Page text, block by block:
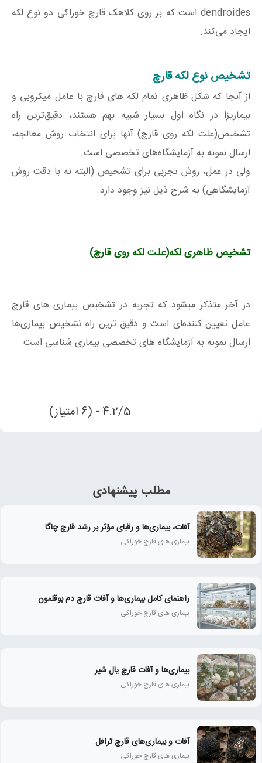
dendroides است که بر روی کلاهک قارچ خوراکی دو نوع لکه
ایجاد می‌کند.
تشخیص نوع لکه قارچ
از آنجا که شکل ظاهری تمام لکه های قارچ با عامل میکروبی و
بیماریزا در نگاه اول بسیار شبیه بهم هستند، دقیق‌ترین راه
تشخیص(علت لکه روی قارچ) آنها برای انتخاب روش معالجه،
ارسال نمونه به آزمایشگاه‌های تخصصی است.
ولی در عمل، روش تجربی برای تشخیص (البته نه با دقت روش
آزمایشگاهی) به شرح ذیل نیز وجود دارد.
تشخیص ظاهری لکه(علت لکه روی قارچ)
در آخر متذکر میشود که تجربه در تشخیص بیماری های قارچ
عامل تعیین کننده‌ای است و دقیق ترین راه تشخیص بیماری‌ها
ارسال نمونه به آزمایشگاه های تخصصی بیماری شناسی است.
4.2/5 - (6 امتیاز)
مطلب پیشنهادی
آفات، بیماری‌ها و رقبای مؤثر بر رشد قارچ چاگا
بیماری های قارچ خوراکی
راهنمای کامل بیماری‌ها و آفات قارچ دم بوقلمون
بیماری های قارچ خوراکی
بیماری‌ها و آفات قارچ یال شیر
بیماری های قارچ خوراکی
آفات و بیماری‌های قارچ ترافل
بیماری های قارچ خوراکی